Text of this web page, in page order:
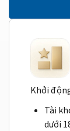
Khởi
Tài
dưới